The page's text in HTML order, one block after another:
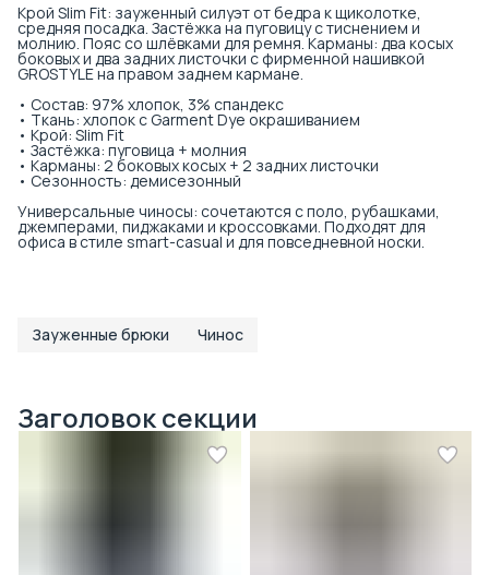
Крой Slim Fit: зауженный силуэт от бедра к щиколотке,
средняя посадка. Застёжка на пуговицу с тиснением и
молнию. Пояс со шлёвками для ремня. Карманы: два косых
боковых и два задних листочки с фирменной нашивкой
GROSTYLE на правом заднем кармане.
• Состав: 97% хлопок, 3% спандекс
• Ткань: хлопок с Garment Dye окрашиванием
• Крой: Slim Fit
• Застёжка: пуговица + молния
• Карманы: 2 боковых косых + 2 задних листочки
• Сезонность: демисезонный
Универсальные чиносы: сочетаются с поло, рубашками,
джемперами, пиджаками и кроссовками. Подходят для
офиса в стиле smart-casual и для повседневной носки.
Зауженные брюки Чинос
Заголовок секции